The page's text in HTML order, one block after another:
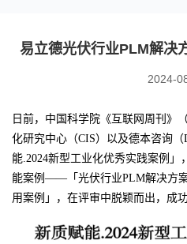
易立德光伏行业PLM解决
2024-
日前，中国科学院《互联网周刊》
化研究中心（CIS）以及德本咨询
能.2024新型工业化优秀实践案例
能案例——「光伏行业PLM解决方
用案例」，在评审中脱颖而出，成